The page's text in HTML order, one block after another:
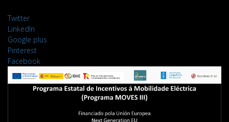
Twitter
LinkedIn
Google plus
Pinterest
Facebook